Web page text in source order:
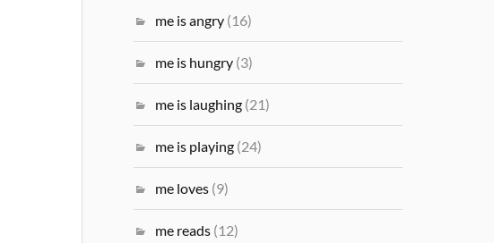
me is angry (16)
me is hungry (3)
me is laughing (21)
me is playing (24)
me loves (9)
me reads (12)